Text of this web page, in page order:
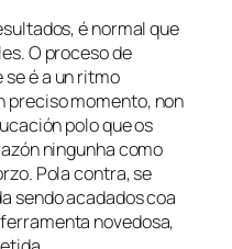
é normal que
O proceso de
é a un ritmo
preciso momento, non
polo que os
ningunha como
Pola contra, se
sendo acadados coa
novedosa,